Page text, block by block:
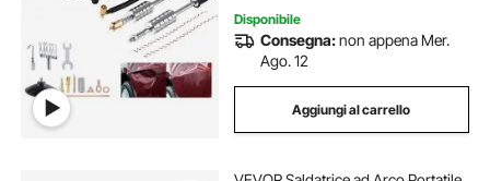
Disponibile
Consegna:non appena Mer.
Ago. 12
Aggiungi al carrello